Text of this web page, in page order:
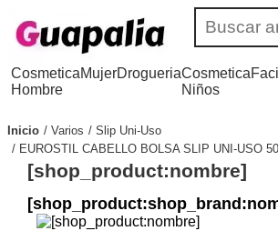
Cosmetica
Hombre
MujerDrogueriaCosmetica
Niños
Inicio Varios
Slip Uni-Uso
EUROSTIL CABELLO BOLSA SLIP UNI-USO
[shop_product:nombre]